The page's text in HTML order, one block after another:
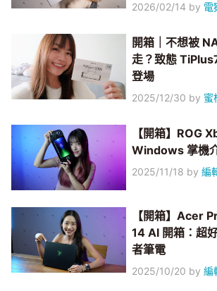
2026/02/14 by 電
開箱｜不想被
走？致態
登場
2025/12/30 by 蜜
【開箱】ROG
Windows 掌機
2025/11/18 by編
【開箱】Acer
14 AI 開箱：超
者筆電
2025/10/20 by編